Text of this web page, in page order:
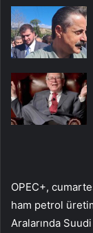
OPEC+,
ham petrol
Aralarında